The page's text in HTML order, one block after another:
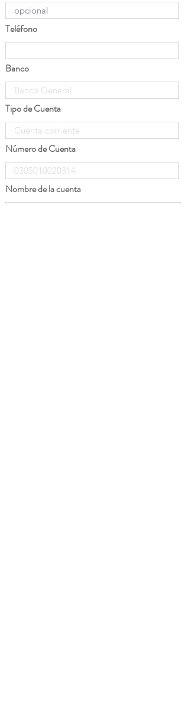
Teléfono
Banco
Tipo de Cuenta
Número de Cuenta
Nombre de la cuenta